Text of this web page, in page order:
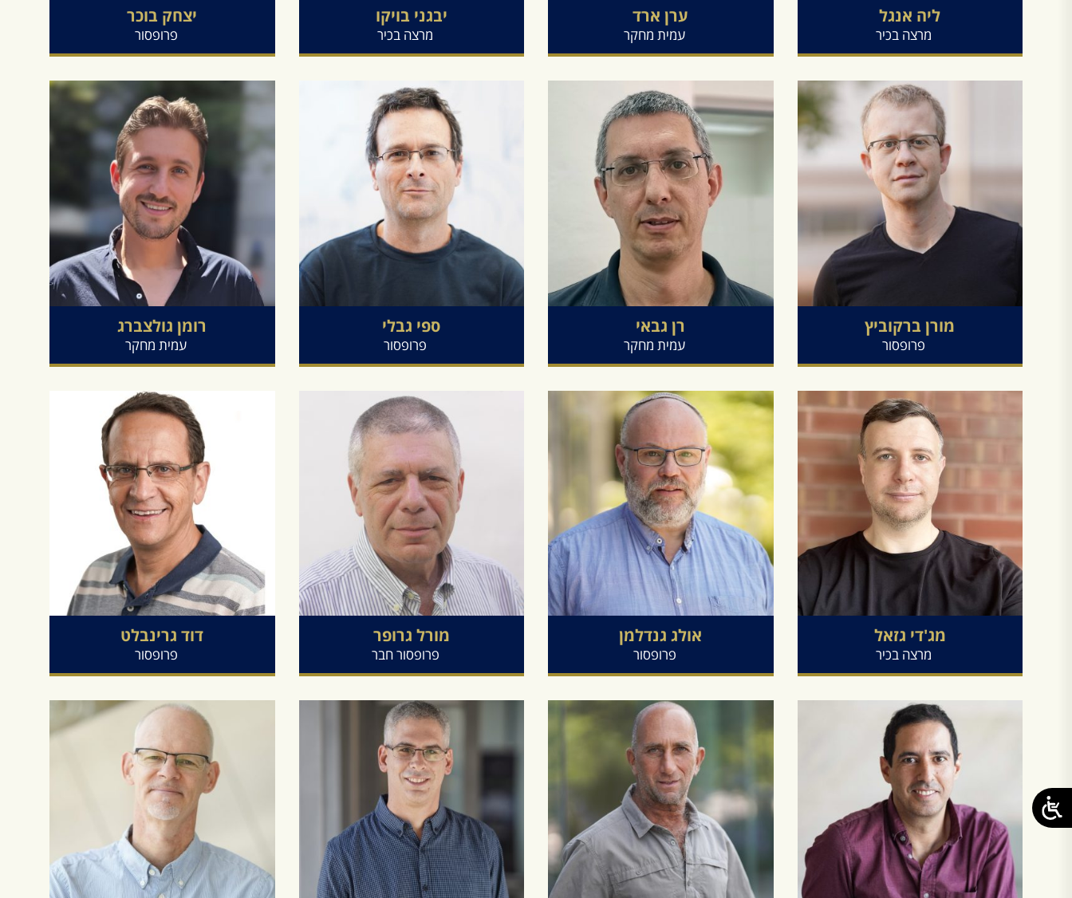
ליה אנגל
מרצה בכיר
ערן ארד
עמית מחקר
יבגני בויקו
מרצה בכיר
יצחק בוכר
פרופסור
מורן ברקוביץ
פרופסור
רן גבאי
עמית מחקר
ספי גבלי
פרופסור
רומן גולצברג
עמית מחקר
מג'די גזאל
מרצה בכיר
אולג גנדלמן
פרופסור
מורל גרופר
פרופסור חבר
דוד גרינבלט
פרופסור